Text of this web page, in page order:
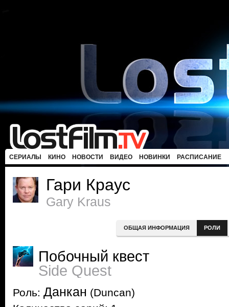
СЕРИАЛЫ КИНО НОВОСТИ ВИДЕО НОВИНКИ РАСПИСАНИЕ
Гари Краус
Gary Kraus
ОБЩАЯ ИНФОРМАЦИЯ РОЛИ
Побочный квест
Side Quest
Роль: Данкан (Duncan)